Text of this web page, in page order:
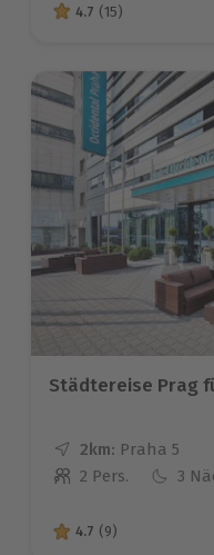
4.7 von 5 Sternen
4.7 (15)
Städtereise Prag
2km: Entfernung
Standort
Praha 5
Anzahl der
2 Pers. 3
4.7 von 5 Sternen
4.7 (9)